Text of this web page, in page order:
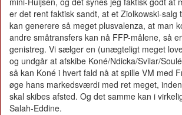
er det rent faktisk sandt, at et Ziolkowski-salg
kan generere så meget plusvalenza, at man
andre småtransfers kan nå FFP-målene, så
genistreg. Vi sælger en (unægteligt meget
og undgår at afskibe Koné/Ndicka/Svilar/
så kan Koné i hvert fald nå at spille VM med
øge hans markedsværdi med ret meget,
skal skibes afsted. Og det samme kan i
Salah-Eddine.